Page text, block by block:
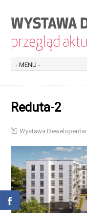
Reduta-2
Wystawa Deweloperów